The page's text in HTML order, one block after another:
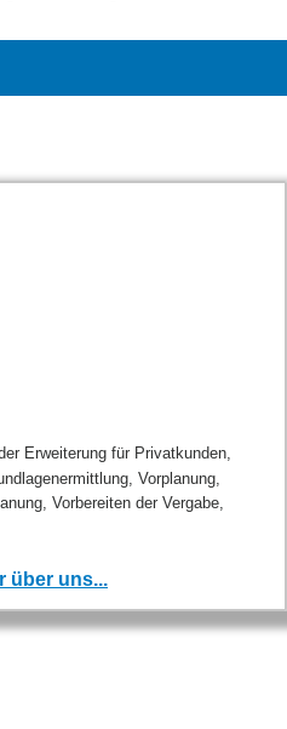
Erweiterung für Privatkunden,
Vorplanung,
Vorbereiten der Vergabe,
über uns...